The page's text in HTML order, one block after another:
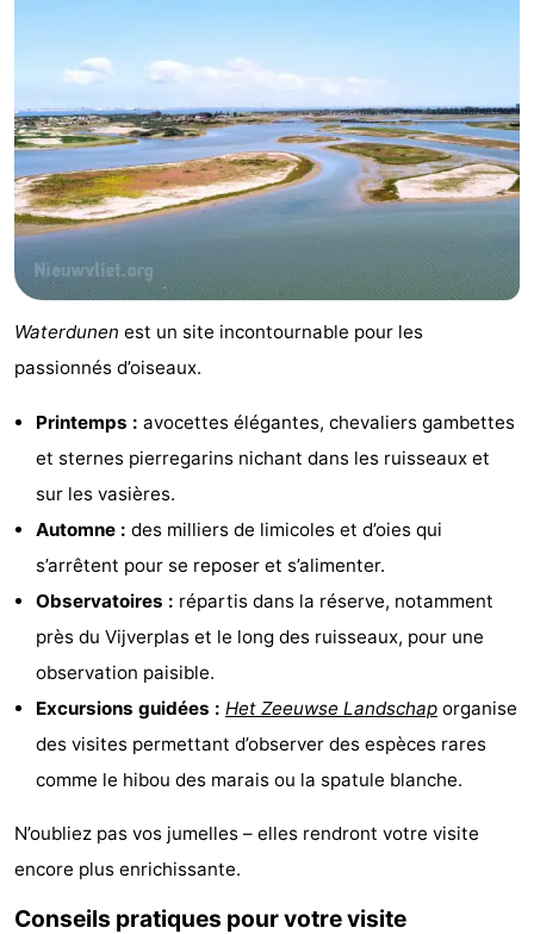
Stationnement
Adresses
Médicales
Région
Zeeland
Walcheren
-
Zoutelande
Middelburg
Zeeuws-
Breskens
-
Retranchement
-
Nature
Flandre-
Waterdunen est un site incontournable pour les
passionnés d’oiseaux.
Printemps : avocettes élégantes, chevaliers gambettes
et sternes pierregarins nichant dans les ruisseaux et
sur les vasières.
Automne : des milliers de limicoles et d’oies qui
s’arrêtent pour se reposer et s’alimenter.
Observatoires : répartis dans la réserve, notamment
près du Vijverplas et le long des ruisseaux, pour une
observation paisible.
Excursions guidées : Het Zeeuwse Landschap organise
des visites permettant d’observer des espèces rares
comme le hibou des marais ou la spatule blanche.
N’oubliez pas vos jumelles – elles rendront votre visite
encore plus enrichissante.
Conseils pratiques pour votre visite